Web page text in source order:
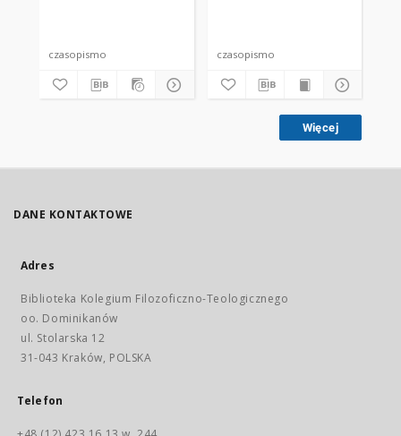
czasopismo czasopismo
Więcej
DANE KONTAKTOWE
Adres
Biblioteka Kolegium Filozoficzno-Teologicznego
oo. Dominikanów
ul. Stolarska 12
31-043 Kraków, POLSKA
Telefon